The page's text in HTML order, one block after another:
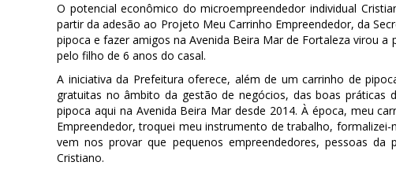
O potencial econômico do microempreendedor individual
partir da adesão ao Projeto Meu Carrinho Empreendedor, da
pipoca e fazer amigos na Avenida Beira Mar de Fortaleza virou
pelo filho de 6 anos do casal.
A iniciativa da Prefeitura oferece, além de um carrinho de
gratuitas no âmbito da gestão de negócios, das boas práticas
pipoca aqui na Avenida Beira Mar desde 2014. À época, meu
Empreendedor, troquei meu instrumento de trabalho,
vem nos provar que pequenos empreendedores, pessoas
Cristiano.